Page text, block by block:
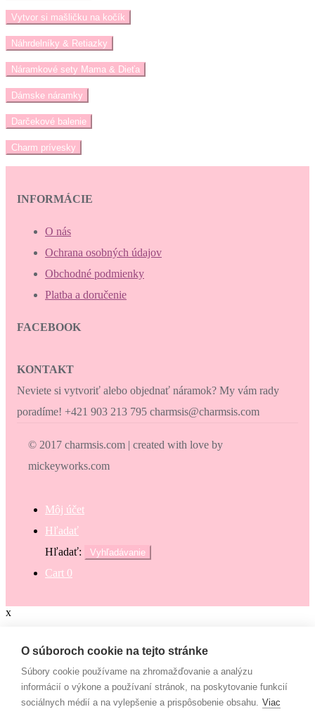
Vytvor si mašličku na kočík
Náhrdelníky & Retiazky
Náramkové sety Mama & Dieťa
Dámske náramky
Darčekové balenie
Charm prívesky
INFORMÁCIE
O nás
Ochrana osobných údajov
Obchodné podmienky
Platba a doručenie
FACEBOOK
KONTAKT
Neviete si vytvoriť alebo objednať náramok? My vám rady
poradíme! +421 903 213 795 charmsis@charmsis.com
© 2017 charmsis.com | created with love by
mickeyworks.com
Môj účet
Hľadať
Hľadať:
Vyhľadávanie
Cart 0
x
Zaokrúhli svoj nákup
Zaokrúhli svoj nákup a prispej na dobrú vec. Občianske združenie
Mamy v pohybe pomáha osamelým mamám, ktoré nemajú to šťastie
– mať pri sebe manžela, partnera či blízku rodinu, ktorí by im vedeli
O súboroch cookie na tejto stránke
Súbory cookie používame na zhromažďovanie a analýzu
informácií o výkone a používaní stránok, na poskytovanie funkcií
sociálnych médií a na vylepšenie a prispôsobenie obsahu. Viac